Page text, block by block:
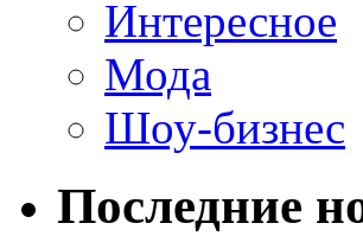
Интересное
Мода
Шоу-бизнес
Последние